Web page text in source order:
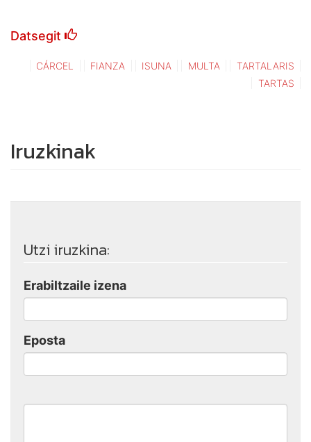
Datsegit
CÁRCEL FIANZA ISUNA MULTA
TARTALARIS
TARTAS
Iruzkinak
Utzi iruzkina:
Erabiltzaile izena
Eposta